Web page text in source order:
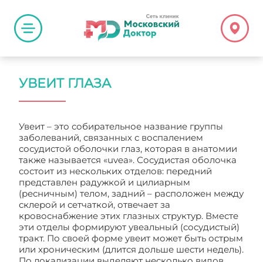
УВЕИТ ГЛАЗА
Увеит – это собирательное название группы
заболеваний, связанных с воспалением
сосудистой оболочки глаз, которая в анатомии
также называется «uvea». Сосудистая оболочка
состоит из нескольких отделов: передний
представлен радужкой и цилиарным
(ресничным) телом, задний – расположен между
склерой и сетчаткой, отвечает за
кровоснабжение этих глазных структур. Вместе
эти отделы формируют увеальный (сосудистый)
тракт. По своей форме увеит может быть острым
или хроническим (длится дольше шести недель).